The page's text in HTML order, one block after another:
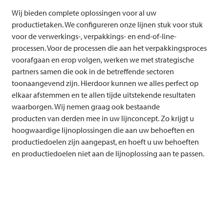
Wij bieden complete oplossingen voor al uw
productietaken. We configureren onze lijnen stuk voor stuk
voor de verwerkings-, verpakkings- en end-of-line-
processen. Voor de processen die aan het verpakkingsproces
voorafgaan en erop volgen, werken we met strategische
partners samen die ook in de betreffende sectoren
toonaangevend zijn. Hierdoor kunnen we alles perfect op
elkaar afstemmen en te allen tijde uitstekende resultaten
waarborgen. Wij nemen graag ook bestaande
producten van derden mee in uw lijnconcept. Zo krijgt u
hoogwaardige lijnoplossingen die aan uw behoeften en
productiedoelen zijn aangepast, en hoeft u uw behoeften
en productiedoelen niet aan de lijnoplossing aan te passen.